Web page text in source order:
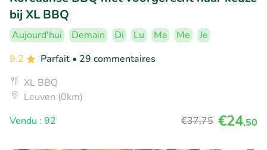
bij XL BBQ
Aujourd'hui Demain Di Lu Ma Me
Je
9.2
Parfait • 29 commentaires
XL BBQ
Leuven (0km)
Vendu : 92
€37,75 €24,50